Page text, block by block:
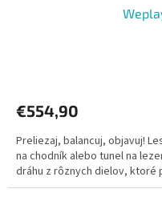
€554,90
Preliezaj, balancuj, objavuj!
na chodník alebo tunel na
dráhu z rôznych dielov, ktoré